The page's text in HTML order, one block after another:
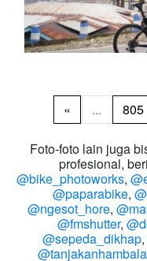
« ... 805
Foto-foto lain juga
profesional,
@bike_photoworks,
@paparabike,
@ngesot_hore,
@fmshutter,
@sepeda_dikhap,